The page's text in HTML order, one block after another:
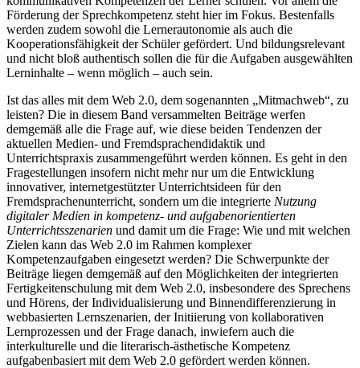
Förderung der Sprechkompetenz steht hier im Fokus. Bestenfalls
werden zudem sowohl die Lernerautonomie als auch die
Kooperationsfähigkeit der Schüler gefördert. Und bildungsrelevant
und nicht bloß authentisch sollen die für die Aufgaben ausgewählten
Lerninhalte – wenn möglich – auch sein.
Ist das alles mit dem Web 2.0, dem sogenannten „Mitmachweb“, zu
leisten? Die in diesem Band versammelten Beiträge werfen
demgemäß alle die Frage auf, wie diese beiden Tendenzen der
aktuellen Medien- und Fremdsprachendidaktik und
Unterrichtspraxis zusammengeführt werden können. Es geht in den
Fragestellungen insofern nicht mehr nur um die Entwicklung
innovativer, internetgestützter Unterrichtsideen für den
Fremdsprachenunterricht, sondern um die integrierte Nutzung
digitaler Medien in kompetenz- und aufgabenorientierten
Unterrichtsszenarien und damit um die Frage: Wie und mit welchen
Zielen kann das Web 2.0 im Rahmen komplexer
Kompetenzaufgaben eingesetzt werden? Die Schwerpunkte der
Beiträge liegen demgemäß auf den Möglichkeiten der integrierten
Fertigkeitenschulung mit dem Web 2.0, insbesondere des Sprechens
und Hörens, der Individualisierung und Binnendifferenzierung in
webbasierten Lernszenarien, der Initiierung von kollaborativen
Lernprozessen und der Frage danach, inwiefern auch die
interkulturelle und die literarisch-ästhetische Kompetenz
aufgabenbasiert mit dem Web 2.0 gefördert werden können.